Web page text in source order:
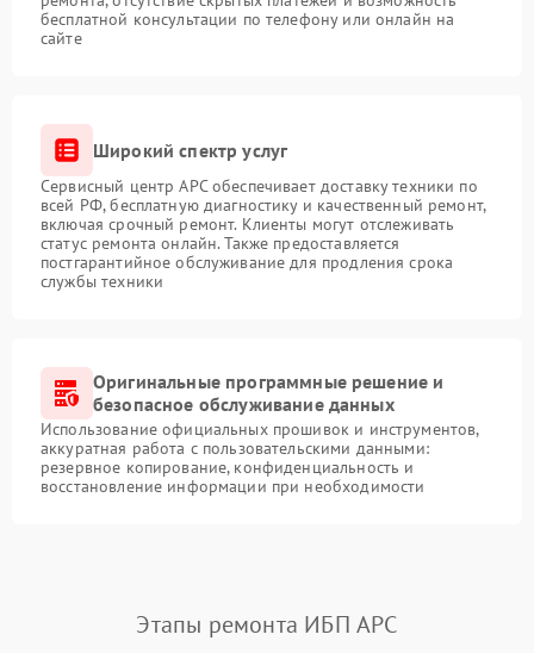
бесплатной консультации по телефону или онлайн на
сайте
Широкий спектр услуг
Сервисный центр APC обеспечивает доставку техники по
всей РФ, бесплатную диагностику и качественный ремонт,
включая срочный ремонт. Клиенты могут отслеживать
статус ремонта онлайн. Также предоставляется
постгарантийное обслуживание для продления срока
службы техники
Оригинальные программные решение и
безопасное обслуживание данных
Использование официальных прошивок и инструментов,
аккуратная работа с пользовательскими данными:
резервное копирование, конфиденциальность и
восстановление информации при необходимости
Этапы ремонта ИБП APC